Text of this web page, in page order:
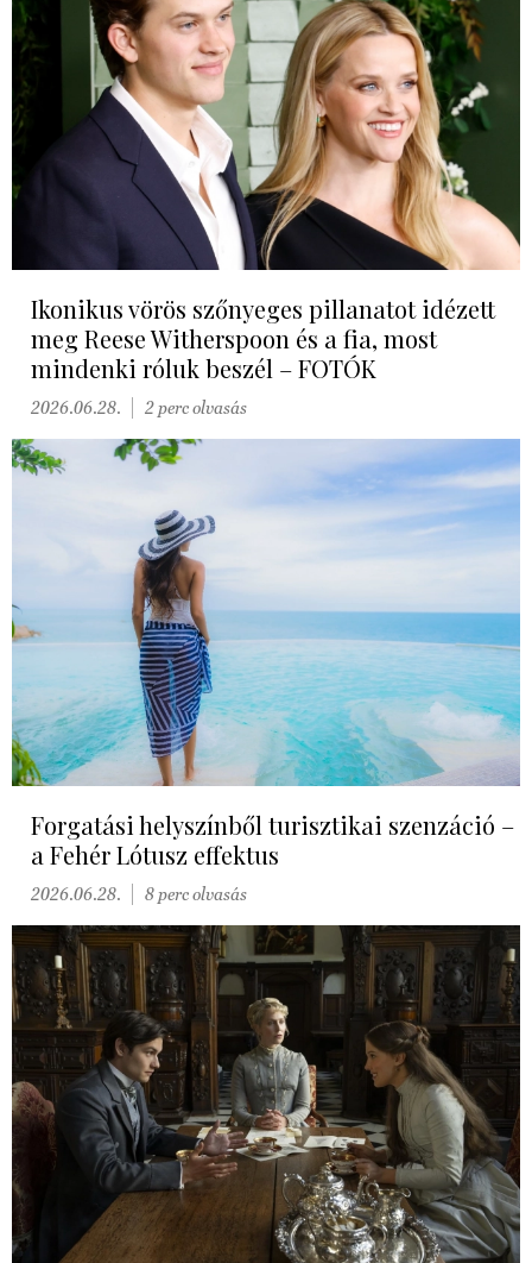
Ikonikus vörös szőnyeges pillanatot idézett
meg Reese Witherspoon és a fia, most
mindenki róluk beszél – FOTÓK
2026.06.28. 2 perc olvasás
Forgatási helyszínből turisztikai szenzáció –
a Fehér Lótusz effektus
2026.06.28. 8 perc olvasás